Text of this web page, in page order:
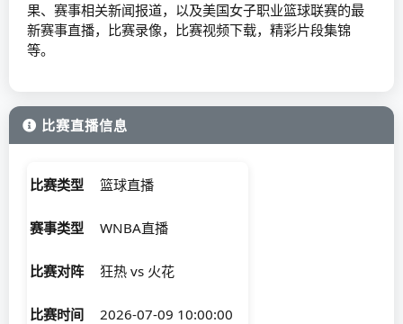
果、赛事相关新闻报道，以及美国女子职业篮球联赛的最
新赛事直播，比赛录像，比赛视频下载，精彩片段集锦
等。
比赛直播信息
比赛类型 篮球直播
赛事类型 WNBA直播
比赛对阵 狂热 vs 火花
比赛时间 2026-07-09 10:00:00